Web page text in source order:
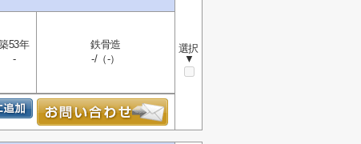
選択
▼
53年
-
鉄骨造
-/（-）